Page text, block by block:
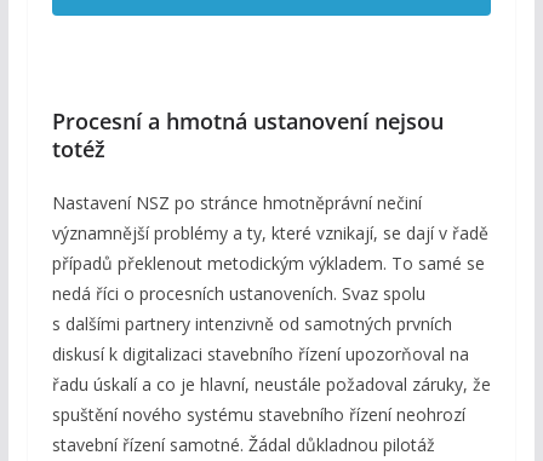
Procesní a hmotná ustanovení nejsou
totéž
Nastavení NSZ po stránce hmotněprávní nečiní
významnější problémy a ty, které vznikají, se dají v řadě
případů překlenout metodickým výkladem. To samé se
nedá říci o procesních ustanoveních. Svaz spolu
s dalšími partnery intenzivně od samotných prvních
diskusí k digitalizaci stavebního řízení upozorňoval na
řadu úskalí a co je hlavní, neustále požadoval záruky, že
spuštění nového systému stavebního řízení neohrozí
stavební řízení samotné. Žádal důkladnou pilotáž